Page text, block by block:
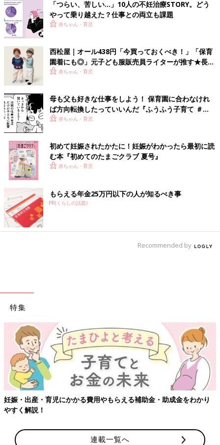
「つらい、苦しい…」10人の不妊治療STORY。どう
やって乗り越えた？仕事との両立も課題
赤ちゃん・育児
西松屋｜オール438円「今買っておくべき！」「保育
園着にも◎」元子ども服販売員ライターが推す★長袖
Tシャツ5選
赤ちゃん・育児
母も父も好きな仕事をしよう！ 保育園に合わなけれ
ば方向転換したっていいんだ『ふうふう子育て ＃
61』赤ちゃん・育児
初めて妊娠されたかたに！妊娠がわかったら最初に読
む本『初めてのたまごクラブ 夏号』
赤ちゃん・育児
もらえる年金25万円以下の人が知るべき事
PR(くらしの話題)
Recommended by
特集
妊娠・出産・育児にかかる費用やもらえる補助金・助成金をわかり
やすく解説！
連載一覧へ